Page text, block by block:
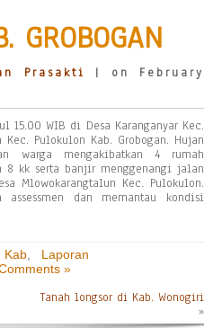
GROBOGAN
Prasakti
| on February
15.00 WIB di Desa Karanganyar Kec.
Pulokulon Kab. Grobogan. Hujan
warga mengakibatkan 4 rumah
kk serta banjir menggenangi jalan
Mlowokarangtalun Kec. Pulokulon.
assessmen dan memantau kondisi
, Laporan
»
Tanah longsor di Kab. Wonogiri
»